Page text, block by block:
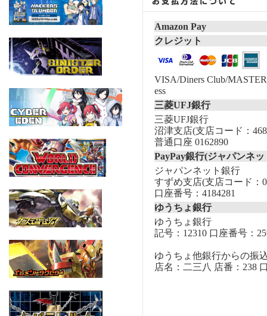
Amazon Pay
クレジット
VISA/Diners Club/
ess
三菱UFJ銀行
三菱UFJ銀行
沼津支店(支店コード：
普通口座 0162890
PayPay銀行(ジャパンネ
ジャパンネット銀行
すずめ支店(支店コード：
口座番号：4184281
ゆうちょ銀行
ゆうちょ銀行
記号：12310 口座番号：
ゆうちょ他銀行からの振
店名：二三八 店番：238